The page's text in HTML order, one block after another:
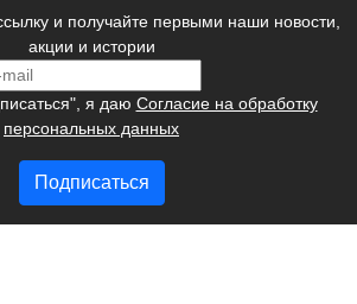
и получайте первыми наши новости,
акции и истории
я даю Согласие на обработку
персональных данных
Подписаться